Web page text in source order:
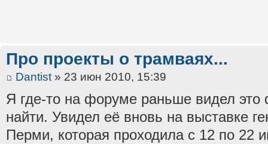
Про проекты о трамваях...
Dantist » 23 июн 2010, 15:39
Я где-то на форуме раньше видел это
найти. Увидел её вновь на выставке
Перми, которая проходила с 12 по 22